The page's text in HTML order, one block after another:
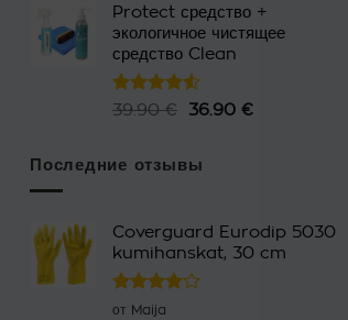
Protect средство +
экологичное чистящее
средство Clean
Оценка
39.90€ Первоначальная
39.90 €.
36.90 €Текущая
Последние отзывы
Coverguard Eurodip 5030
kumihanskat, 30 cm
Оценка
от Maija